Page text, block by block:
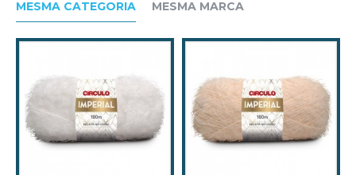
Composição: 100% Algodão Mercerizado
Comprimento e Peso: 254m e 125g
MESMA CATEGORIA MESMA MARCA